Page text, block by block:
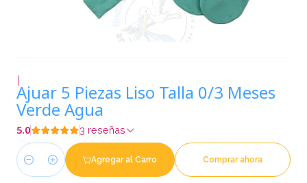
|
Ajuar 5 Piezas Liso Talla 0/3 Meses
Verde Agua
5.0 3 reseñas
Cantidad
Agregar al Carro Comprar ahora